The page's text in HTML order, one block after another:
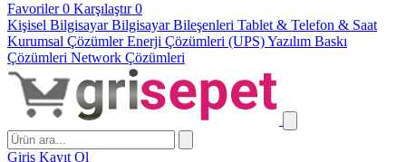
Favoriler0 Karşılaştır0
Kişisel BilgisayarBilgisayar Bileşenleri Tablet & Telefon & Saat
Kurumsal ÇözümlerEnerji Çözümleri (UPS)Yazılım Baskı
Çözümleri Network Çözümleri
Giriş Kayıt Ol